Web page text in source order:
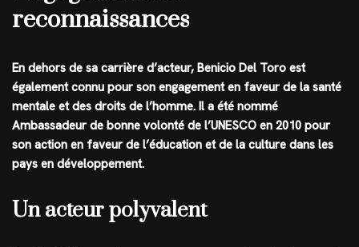
reconnaissances
En dehors de sa carrière d’acteur, Benicio Del Toro est
également connu pour son engagement en faveur de la santé
mentale et des droits de l’homme. Il a été nommé
Ambassadeur de bonne volonté de l’UNESCO en 2010 pour
son action en faveur de l’éducation et de la culture dans les
pays en développement.
Un acteur polyvalent